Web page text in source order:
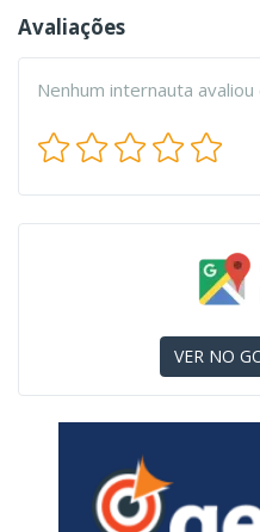
Avaliações
Nenhum internauta
VER NO